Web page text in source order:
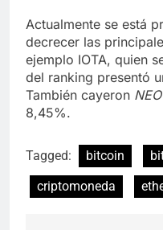
Actualmente se está
decrecer las
ejemplo IOTA, quien
del ranking presentó
También cayeron NEO
8,45%.
Tagged: bitcoin
criptomoneda